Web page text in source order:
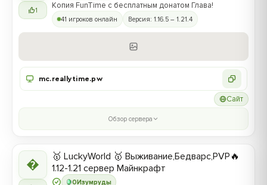
1 Копия FunTime с бесплатным донатом Глава!
41 игроков онлайн Версия: 1.16.5 – 1.21.4
mc.reallytime.pw
Сайт
Обзор сервера

0Изумруды
🥇 LuckyWorld 🥇 Выживание,Бедварс,PVP🔥
1.12-1.21 сервер Майнкрафт